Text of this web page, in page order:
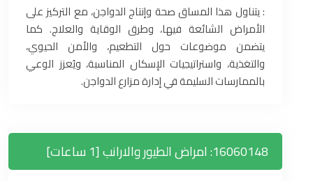
: يتناول هذا المساق صحة وإنتاج الدواجن، مع التركيز على
الأمراض الشائعة فيها، وطرق الوقاية والعلاج. كما
يتضمن موضوعات حول التطعيم، والأمن الحيوي،
والتغذية، واستراتيجيات الإسكان المناسبة، ويُعزز الوعي
بالممارسات السليمة في إدارة مزارع الدواجن.
16060148: امراض الطيور والارانب [1 ساعات]